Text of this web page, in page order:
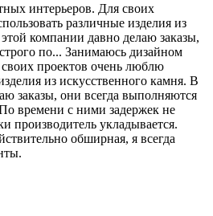
интерьеров. Для своих
различные изделия из
компании давно делаю заказы,
по... Занимаюсь дизайном
проектов очень люблю
из искусственного камня. В
заказы, они всегда выполняются
времени с ними задержек не
производитель укладывается.
обширная, я всегда